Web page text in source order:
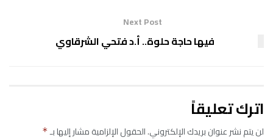
Next Post
فيها حاجة حلوة.. أ.د فتحي الشرقاوي
اترك تعليقاً
لن يتم نشر عنوان بريدك الإلكتروني.الحقول الإلزامية مشار إليها بـ*